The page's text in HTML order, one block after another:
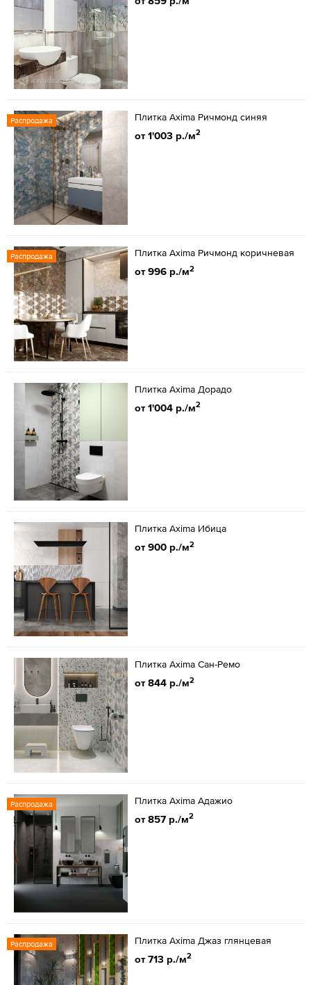
Распродажа Плитка Axima Ричмонд синяя
от 1'003 р./м2
Распродажа Плитка Axima Ричмонд коричневая
от 996 р./м2
Плитка Axima Дорадо
от 1'004 р./м2
Плитка Axima Ибица
от 900 р./м2
Плитка Axima Сан-Ремо
от 844 р./м2
Распродажа Плитка Axima Адажио
от 857 р./м2
Распродажа Плитка Axima Джаз глянцевая
от 713 р./м2